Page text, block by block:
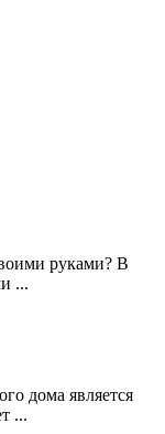
руками? В
...
дома является
...